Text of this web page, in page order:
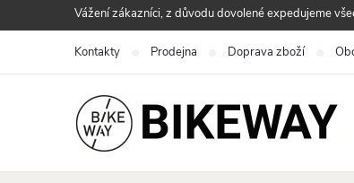
na
Vážení zákazníci, z důvodu dovolené expedujeme
Kontakty Prodejna Doprava zboží